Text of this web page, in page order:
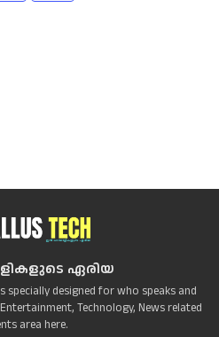
ഏരിയ
specially designed for who speaks and
Technology, News related
area here.